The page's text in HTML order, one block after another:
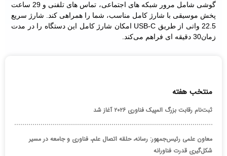
گوشی شامل مرور شبکه های اجتماعی، تماس های تلفنی و 29 ساعت
پخش موسیقی با شارژ کامل مناسب، شما را همراهی کند. شارژ سریع
22.5 واتی از طریق USB-C امکان شارژ کامل این دستگاه را در مدت
زمان30 دقیقه ای فراهم می‌کند.
منتخب هفته
ثبت‌نام رقابت بزرگ المپیک فناوری ۲۰۲۶ آغاز شد
معاون علمی رئیس‌جمهور: رسانه، حلقه اتصال علم، فناوری و جامعه در مسیر
شکل‌گیری قدرت فناورانه